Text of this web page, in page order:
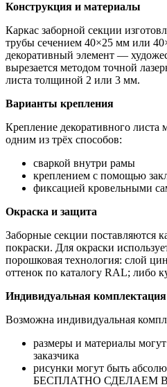
Конструкция и материалы
Каркас заборной секции
трубы сечением 40×25 мм или
декоративный элемент —
вырезается методом точной
листа толщиной 2 или 3 мм.
Варианты крепления
Крепление декоративного
одним из трёх способов:
сваркой внутри рамы
креплением с помощью
фиксацией кровельными
Окраска и защита
Заборные секции поставляются
покраски. Для окраски
порошковая технология: слой
оттенок по каталогу RAL; либо
Индивидуальная комплектация
Возможна индивидуальная
размеры и материалы
заказчика
рисунки могут быть
БЕСПЛАТНО СДЕЛАЕМ